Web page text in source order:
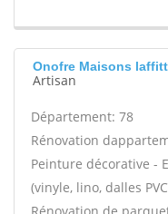
Onofre Maisons
Artisan
Département: 78
Rénovation
Peinture décorative -
(vinyle, lino, dalles